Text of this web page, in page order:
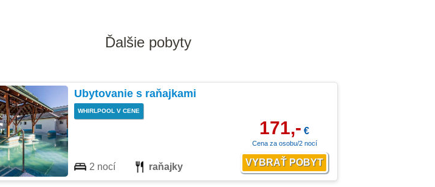
Ďalšie pobyty
Ubytovanie s raňajkami
WHIRLPOOL V CENE
2 nocí raňajky
171,- €
Cena za osobu/2 nocí